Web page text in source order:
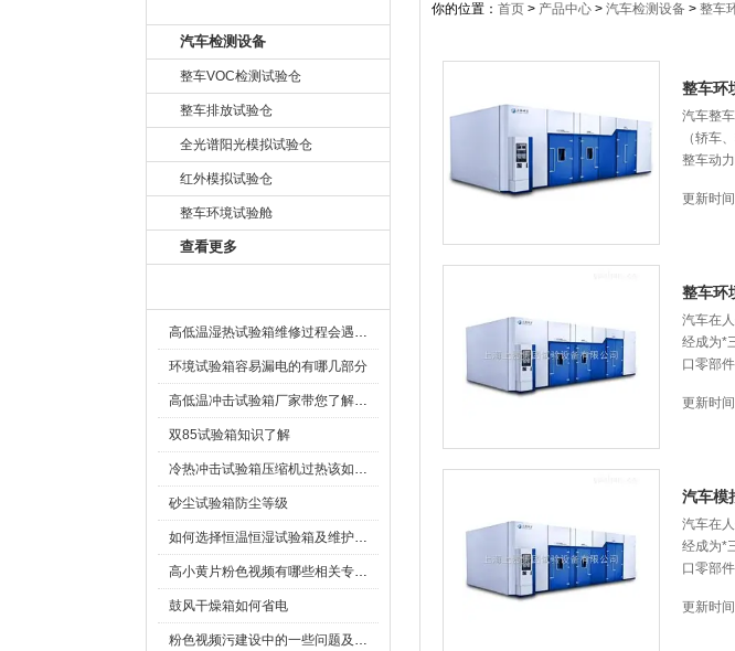
汽车检测设备
整车VOC检测试验仓
整车排放试验仓
全光谱阳光模拟试验仓
红外模拟试验仓
整车环境试验舱
查看更多
高低温湿热试验箱维修过程会遇到哪些问题
环境试验箱容易漏电的有哪几部分
高低温冲击试验箱厂家带您了解试验箱的制冷系统
双85试验箱知识了解
冷热冲击试验箱压缩机过热该如何处理
砂尘试验箱防尘等级
如何选择恒温恒湿试验箱及维护保养知识！
高小黄片粉色视频有哪些相关专业术语
鼓风干燥箱如何省电
粉色视频污建设中的一些问题及解决方法
你的位置： 首页 > 产品中心 > 汽车检测设备 > 整车
整车环
汽车整车
（轿车
整车动力
更新时间
整车环
汽车在人
经成为*
口零部
更新时间
汽车模
汽车在人
经成为*
口零部
更新时间